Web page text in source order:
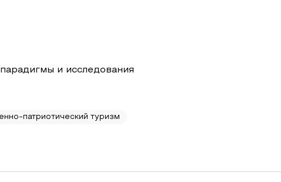
и исследования
патриотический туризм